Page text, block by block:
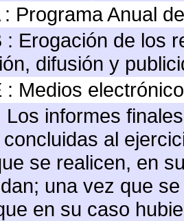
: Programa Anual
: Erogación de los
difusión y
: Medios
Los informes
al
se realicen, en
una vez que
en su caso